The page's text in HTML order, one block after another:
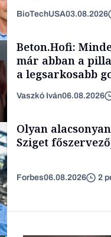
BioTechUSA03.08.2026
Beton.Hofi:
már abban a
a legsarkosabb
Vaszkó Iván06.08.2026
Olyan
Sziget
Forbes06.08.2026 2